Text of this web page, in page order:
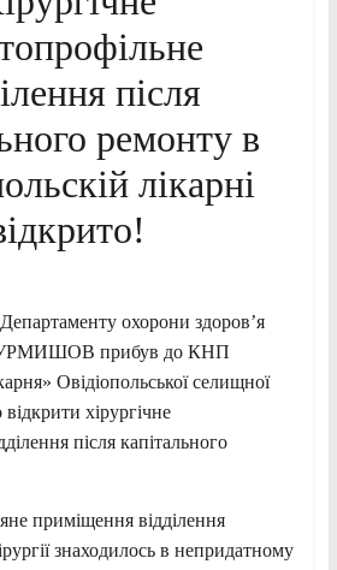
після
ремонту в
лікарні
охорони здоровʼя
прибув до КНП
Овідіопольської селищної
хірургічне
після капітального
приміщення відділення
знаходилось в непридатному